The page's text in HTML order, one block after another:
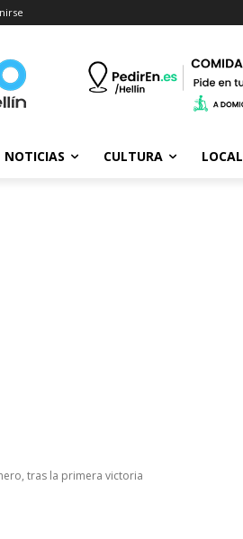
NOTICIAS CULTURA LOCAL
tras la primera victoria